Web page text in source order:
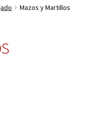
Mazos y Martillos